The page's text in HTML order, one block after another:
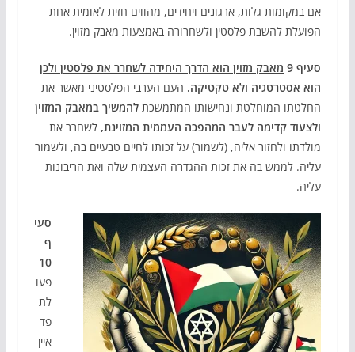
אם במקומות גלות, ארגונים ויחידים, מהווים חזית לאומית אחת
הפועלת להשבת פלסטין ולשחרורה באמצעות מאבק מזוין.
סעיף 9
מאבק מזוין הוא הדרך היחידה לשחרר את פלסטין ולכן
הוא אסטרטגיה ולא טקטיקה. העם הערבי הפלסטיני מאשר את
החלטתו המוחלטת ונחישותו המתמשכת להמשיך במאבק המזוין
ולצעוד קדימה לעבר המהפכה העממית המזוינת, לשחרר את
מולדתו ולחזור אליה, (לשמור) על זכותו לחיים טבעיים בה, ולשמור
עליה. לממש בה את זכות ההגדרה העצמית שלה ואת הריבונות
עליה.
סעי
ף
10
פעו
לת
פד
איין